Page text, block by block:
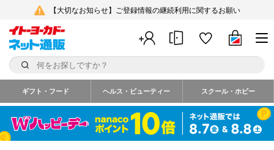
【大切なお知らせ】ご登録情報の継続利用に関するお願い
ギフト・フード ヘルス・ビューティー スクール・ホビー